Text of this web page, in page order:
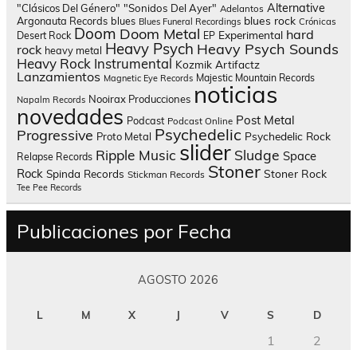
"Clásicos Del Género" "Sonidos Del Ayer" Adelantos Alternative
Argonauta Records blues Blues Funeral Recordings blues rock Crónicas
Desert Rock Doom Doom Metal EP Experimental hard
rock heavy metal Heavy Psych Heavy Psych Sounds
Heavy Rock Instrumental Kozmik Artifactz
Lanzamientos Magnetic Eye Records Majestic Mountain Records
Napalm Records Nooirax Producciones noticias
novedades Podcast Podcast Online Post Metal
Progressive Proto Metal Psychedelic Psychedelic Rock
Relapse Records Ripple Music slider Sludge Space
Rock Spinda Records Stickman Records Stoner Stoner Rock
Tee Pee Records
Publicaciones por Fecha
AGOSTO 2026
L M X J V S D
1
2